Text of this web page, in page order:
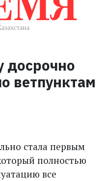
досрочно
ветпунктам
стала первым
полностью
все